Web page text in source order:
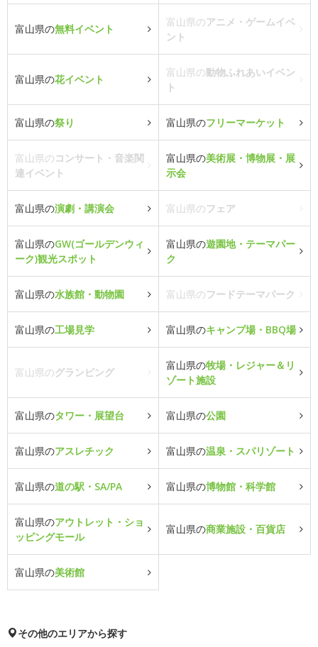
富山県の無料イベント
富山県のアニメ・ゲームイベ
ント
富山県の花イベント
富山県の動物ふれあいイベン
ト
富山県の祭り 富山県のフリーマーケット
富山県のコンサート・音楽関
連イベント
富山県の美術展・博物展・展
示会
富山県の演劇・講演会 富山県のフェア
富山県のGW(ゴールデンウィ
ーク)観光スポット
富山県の遊園地・テーマパー
ク
富山県の水族館・動物園 富山県のフードテーマパーク
富山県の工場見学 富山県のキャンプ場・BBQ場
富山県のグランピング
富山県の牧場・レジャー＆リ
ゾート施設
富山県のタワー・展望台 富山県の公園
富山県のアスレチック 富山県の温泉・スパリゾート
富山県の道の駅・SA/PA 富山県の博物館・科学館
富山県のアウトレット・ショ
ッピングモール
富山県の商業施設・百貨店
富山県の美術館
その他のエリアから探す